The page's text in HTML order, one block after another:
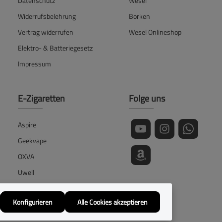
Widerrufsbelehrung
Vertrag widerrufen
Elektro- & Batteriegesetz
Impressum
Borken
Wesel Onlineshop
E-Zigaretten
Aspire
Geekvape
OXVA
Uwell
Voopoo
Folge uns
Konfigurieren Alle Cookies akzeptieren